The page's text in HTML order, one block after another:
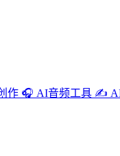
作 🎧 AI音频工具 ✍️